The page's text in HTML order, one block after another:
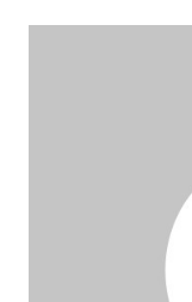
‘प्रो’